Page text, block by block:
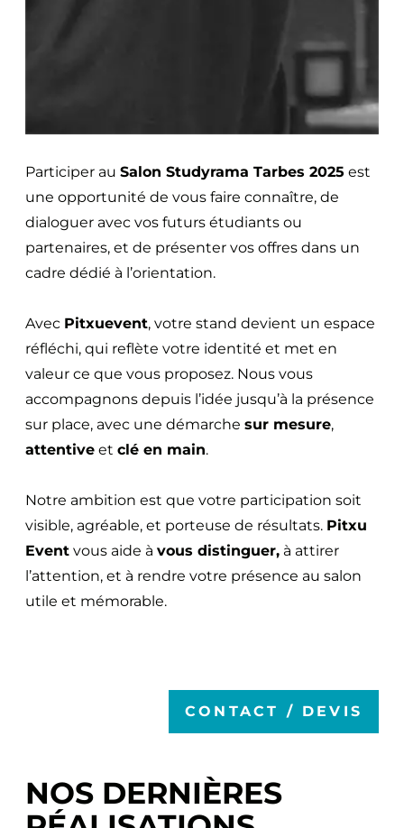
Participer au Salon Studyrama Tarbes 2025 est
une opportunité de vous faire connaître, de
dialoguer avec vos futurs étudiants ou
partenaires, et de présenter vos offres dans un
cadre dédié à l’orientation.
Avec Pitxuevent, votre stand devient un espace
réfléchi, qui reflète votre identité et met en
valeur ce que vous proposez. Nous vous
accompagnons depuis l’idée jusqu’à la présence
sur place, avec une démarche sur mesure,
attentive et clé en main.
Notre ambition est que votre participation soit
visible, agréable, et porteuse de résultats. Pitxu
Event vous aide à vous distinguer, à attirer
l’attention, et à rendre votre présence au salon
utile et mémorable.
CONTACT / DEVIS
NOS DERNIÈRES